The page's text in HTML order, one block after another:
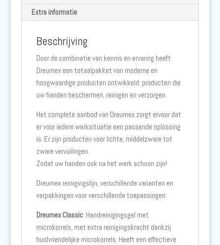
Extra informatie
Beschrijving
Door de combinatie van kennis en ervaring heeft
Dreumex een totaalpakket van moderne en
hoogwaardige producten ontwikkeld: producten die
uw handen beschermen, reinigen en verzorgen.
Het complete aanbod van Dreumex zorgt ervoor dat
er voor iedere werksituatie een passende oplossing
is. Er zijn producten voor lichte, middelzware tot
zware vervuilingen.
Zodat uw handen ook na het werk schoon zijn!
Dreumex reinigingslijn, verschillende varianten en
verpakkingen voor verschillende toepassingen:
Dreumex Classic: Handreinigingsgel met
microkorrels, met extra reinigingskracht dankzij
huidvriendelijke microkorrels. Heeft een effectieve